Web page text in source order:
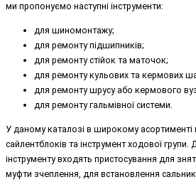
ми пропонуємо наступні інструменти:
для шиномонтажу;
для ремонту підшипників;
для ремонту стійок та маточок;
для ремонту кульових та кермових
для ремонту шрусу або кермового
для ремонту гальмівної системи.
У даному каталозі в широкому асортименті
сайлентблоків та інструмент ходової
інструменту входять пристосування для
муфти зчеплення, для встановлення